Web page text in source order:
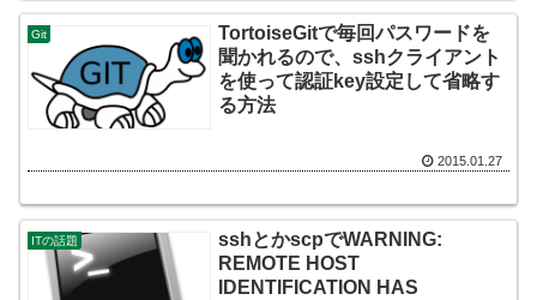
Git
TortoiseGitで毎回パスワードを
聞かれるので、sshクライアント
を使って認証key設定して省略す
る方法
2015.01.27
ITの話題
sshとかscpでWARNING:
REMOTE HOST
IDENTIFICATION HAS